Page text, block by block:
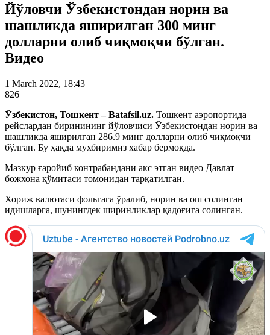
Йўловчи Ўзбекистондан норин ва
шашликда яширилган 300 минг
долларни олиб чиқмоқчи бўлган.
Видео
1 March 2022, 18:43
826
Ўзбекистон, Тошкент – Batafsil.uz. Тошкент аэропортида
рейслардан биринининг йўловчиси Ўзбекистондан норин ва
шашликда яширилган 286.9 минг долларни олиб чиқмоқчи
бўлган. Бу ҳақда мухбиримиз хабар бермоқда.
Мазкур ғаройиб контрабандани акс этган видео Давлат
божхона қўмитаси томонидан тарқатилган.
Хориж валютаси фольгага ўралиб, норин ва ош солинган
идишларга, шунингдек ширинликлар қадоғига солинган.